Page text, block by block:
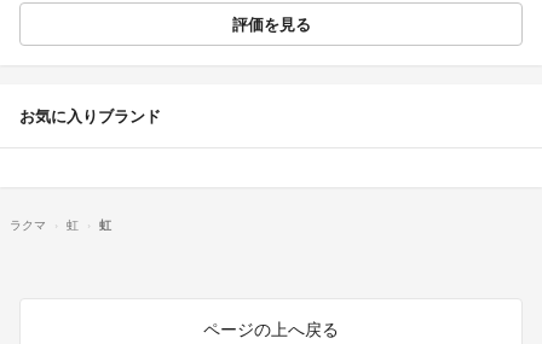
評価を見る
お気に入りブランド
ラクマ 虹 虹
ページの上へ戻る